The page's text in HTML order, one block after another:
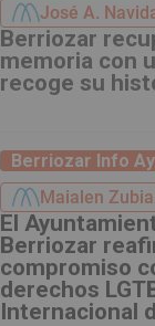
José A.
Berriozar
memoria con
recoge su
Berriozar Info
Maialen
El
Berriozar
compromiso
derechos
Internacional